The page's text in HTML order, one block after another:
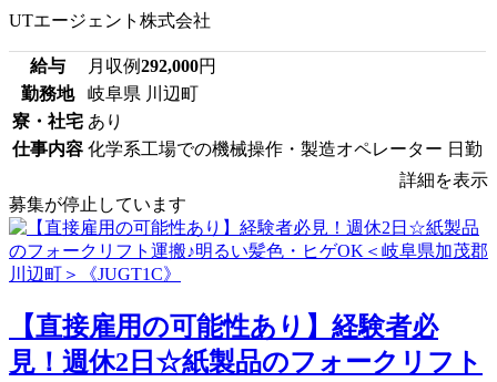
UTエージェント株式会社
給与 月収例292,000円
勤務地
岐阜県 川辺町
寮・社宅 あり
仕事内容 化学系工場での機械操作・製造オペレーター 日勤
詳細を表示
募集が停止しています
【直接雇用の可能性あり】経験者必
見！週休2日☆紙製品のフォークリフト